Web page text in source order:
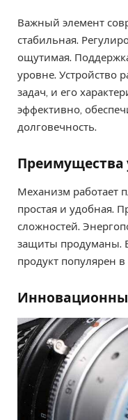
Важный элемент
стабильная.
ощутимая.
уровне. Устройство
задач, и его
эффективно,
долговечность.
Преимущества
Механизм работает
простая и удобная.
сложностей.
защиты продуманы.
продукт популярен